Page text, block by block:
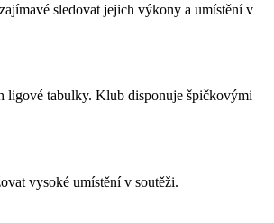
sledovat jejich výkony a umístění v
ligové tabulky. Klub disponuje špičkovými
vysoké umístění v soutěži.